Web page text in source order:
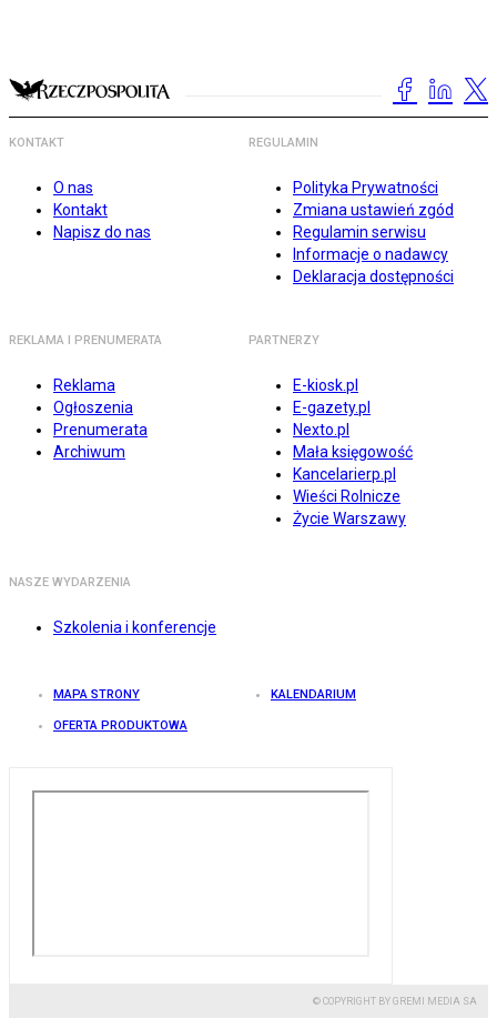
KONTAKT
O nas
Kontakt
Napisz do nas
REGULAMIN
Polityka Prywatności
Zmiana ustawień zgód
Regulamin serwisu
Informacje o nadawcy
Deklaracja dostępności
REKLAMA I PRENUMERATA
Reklama
Ogłoszenia
Prenumerata
Archiwum
PARTNERZY
E-kiosk.pl
E-gazety.pl
Nexto.pl
Mała księgowość
Kancelarierp.pl
Wieści Rolnicze
Życie Warszawy
NASZE WYDARZENIA
Szkolenia i konferencje
MAPA STRONY KALENDARIUM
OFERTA PRODUKTOWA
© COPYRIGHT BY GREMI MEDIA SA